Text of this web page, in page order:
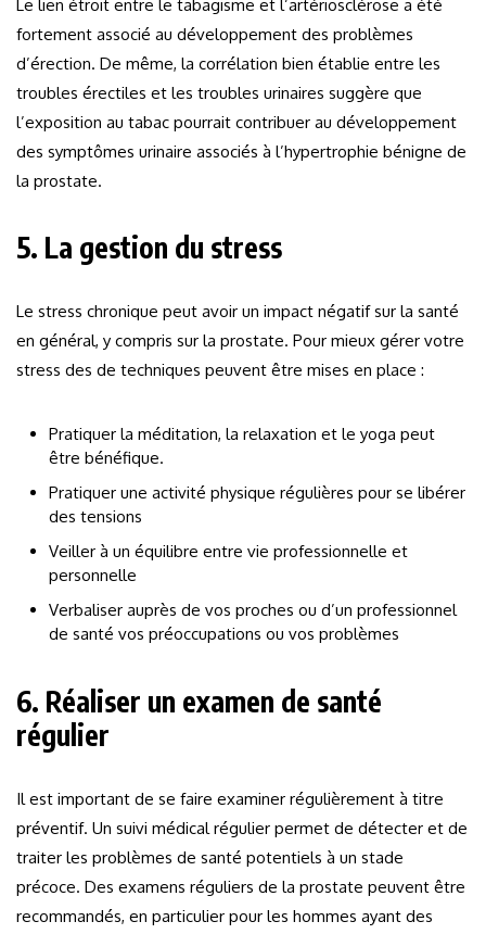
Le lien étroit entre le tabagisme et l’artériosclérose a été
fortement associé au développement des problèmes
d’érection. De même, la corrélation bien établie entre les
troubles érectiles et les troubles urinaires suggère que
l’exposition au tabac pourrait contribuer au développement
des symptômes urinaire associés à l’hypertrophie bénigne de
la prostate.
5. La gestion du stress
Le stress chronique peut avoir un impact négatif sur la santé
en général, y compris sur la prostate. Pour mieux gérer votre
stress des de techniques peuvent être mises en place :
Pratiquer la méditation, la relaxation et le yoga peut
être bénéfique.
Pratiquer une activité physique régulières pour se libérer
des tensions
Veiller à un équilibre entre vie professionnelle et
personnelle
Verbaliser auprès de vos proches ou d’un professionnel
de santé vos préoccupations ou vos problèmes
6. Réaliser un examen de santé
régulier
Il est important de se faire examiner régulièrement à titre
préventif. Un suivi médical régulier permet de détecter et de
traiter les problèmes de santé potentiels à un stade
précoce. Des examens réguliers de la prostate peuvent être
recommandés, en particulier pour les hommes ayant des